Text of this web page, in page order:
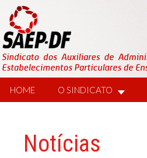
HOME O SINDICATO
Notícias